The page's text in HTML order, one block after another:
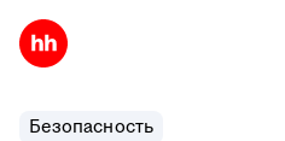
Безопасность